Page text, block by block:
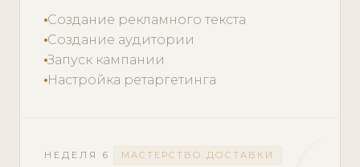
Создание рекламного текста
Создание аудитории
Запуск кампании
Настройка ретаргетинга
НЕДЕЛЯ 6 МАСТЕРСТВО ДОСТАВКИ